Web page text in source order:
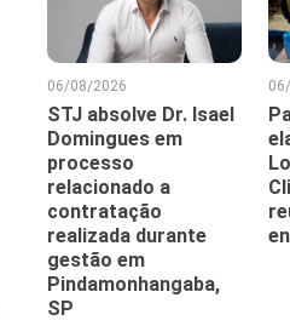
06/08/2026
STJ absolve Dr. Isael
Domingues em
processo
relacionado a
contratação
realizada durante
gestão em
Pindamonhangaba,
SP